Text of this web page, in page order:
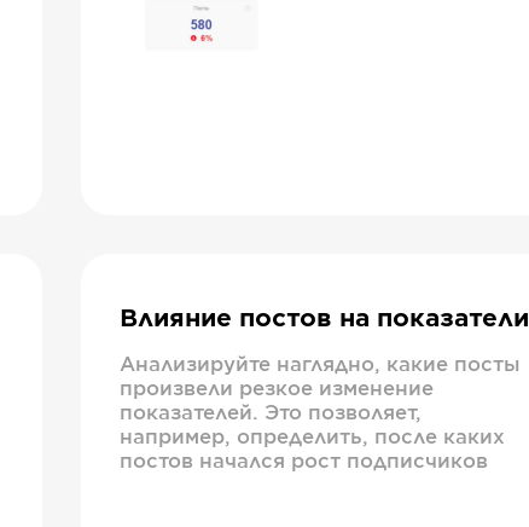
Влияние постов на показатели
Анализируйте наглядно, какие посты
произвели резкое изменение
показателей. Это позволяет,
например, определить, после каких
постов начался рост подписчиков